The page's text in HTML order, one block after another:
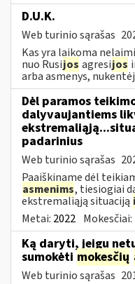
D.U.K.
Web turinio sąrašas
Kas yra laikoma
nuo Rusijos agresijos
arba asmenys,
Dėl paramos
dalyvaujantiems
padarinius
Web turinio sąrašas
Paaiškiname dėl
asmenims, tiesiogiai
ekstremaliąją situaciją
Metai: 2022 Mokesčiai:
Ką daryti, jeigu
sumokėti mokesčių
Web turinio sąrašas